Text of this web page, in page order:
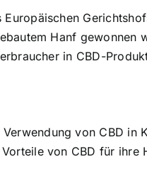
Hanf gewonnen
in CBD-
von CBD in
von CBD für ihre